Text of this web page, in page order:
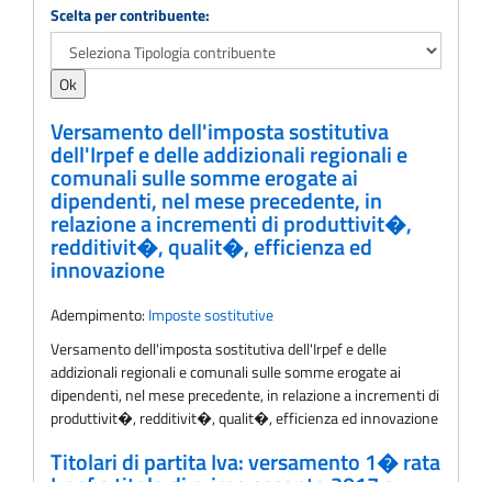
Adempimento
Scelta per contribuente:
Versamento dell'imposta sostitutiva
dell'Irpef e delle addizionali regionali e
comunali sulle somme erogate ai
dipendenti, nel mese precedente, in
relazione a incrementi di produttivit�,
redditivit�, qualit�, efficienza ed
innovazione
Adempimento: Imposte sostitutive
Versamento dell'imposta sostitutiva dell'Irpef e delle
addizionali regionali e comunali sulle somme erogate ai
dipendenti, nel mese precedente, in relazione a incrementi di
produttivit�, redditivit�, qualit�, efficienza ed innovazione
Titolari di partita Iva: versamento 1� rata